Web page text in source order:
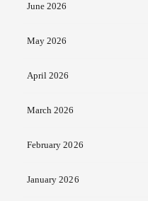
June 2026
May 2026
April 2026
March 2026
February 2026
January 2026